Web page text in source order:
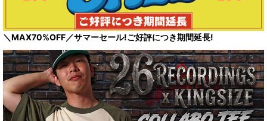
＼MAX70%OFF／サマーセール!ご好評につき期間延長!